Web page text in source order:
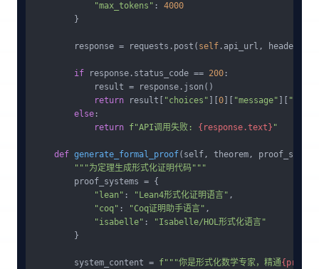
"max_tokens" : 4000
        }
        response = requests.post(
self .api_url, headers=
if response.status_code == 200 :
            result = response.json()
return result[ "choices" 0 "message"
else :
return f"API调用失败: {response.text} "
def generate_formal_proof( self, theorem,
"""为定理生成形式化证明代码"""
        proof_systems = {
"lean" : "Lean4形式化证明语言" ,
"coq" : "Coq证明助手语言" ,
"isabelle" :
"Isabelle/HOL形式化语言"
        }
        system_content =
f"""你是形式化数学专家，精通